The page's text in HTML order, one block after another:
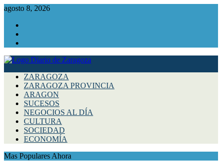
agosto 8, 2026
ZARAGOZA
ZARAGOZA PROVINCIA
ARAGON
SUCESOS
NEGOCIOS AL DÍA
CULTURA
SOCIEDAD
ECONOMÍA
Mas Populares Ahora